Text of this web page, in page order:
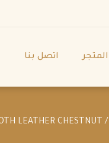
المتجر اتصل بنا
/ LE MONOGRAMME CŒUR BAG IN CANVAS AND SMOOTH LEATHER CHESTNUT